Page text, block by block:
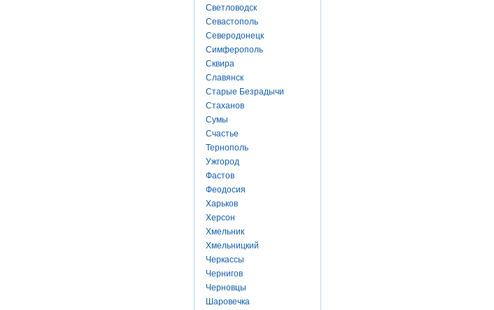
Светловодск
Севастополь
Северодонецк
Симферополь
Сквира
Славянск
Старые Безрадычи
Стаханов
Сумы
Счастье
Тернополь
Ужгород
Фастов
Феодосия
Харьков
Херсон
Хмельник
Хмельницкий
Черкассы
Чернигов
Черновцы
Шаровечка